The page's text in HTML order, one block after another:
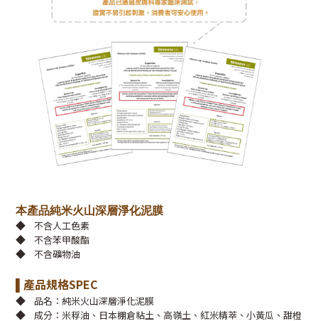
本產品純米火山深層淨化泥膜
◆ 不含人工色素
◆ 不含苯甲酸酯
◆ 不含礦物油
產品規格SPEC
◆ 品名：純米火山深層淨化泥膜
◆ 成分： 米稃油、日本棚倉粘土、高嶺土、紅米精萃、小黃瓜、 甜橙